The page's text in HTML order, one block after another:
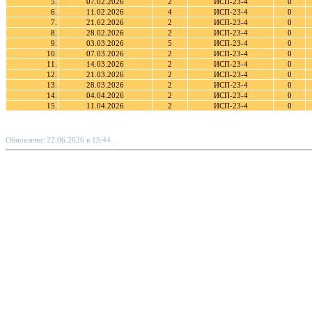
6.
11.02.2026 4 ИСП-23-4
0
7.
21.02.2026 2 ИСП-23-4
0
8.
28.02.2026 2 ИСП-23-4
0
9.
03.03.2026 5 ИСП-23-4
0
10.
07.03.2026 2 ИСП-23-4
0
11.
14.03.2026 2 ИСП-23-4
0
12.
21.03.2026 2 ИСП-23-4
0
13.
28.03.2026 2 ИСП-23-4
0
14.
04.04.2026 2 ИСП-23-4
0
15.
11.04.2026 2 ИСП-23-4 0
Обновлено: 22.06.2026 в 15:44.